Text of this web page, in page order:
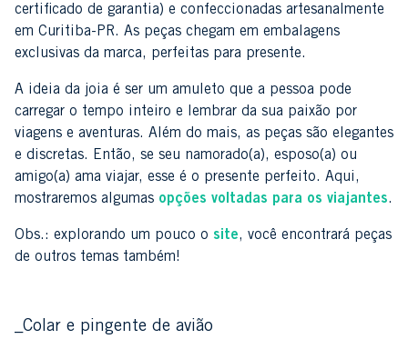
certificado de garantia) e confeccionadas artesanalmente
em Curitiba-PR. As peças chegam em embalagens
exclusivas da marca, perfeitas para presente.
A ideia da joia é ser um amuleto que a pessoa pode
carregar o tempo inteiro e lembrar da sua paixão por
viagens e aventuras. Além do mais, as peças são elegantes
e discretas. Então, se seu namorado(a), esposo(a) ou
amigo(a) ama viajar, esse é o presente perfeito. Aqui,
mostraremos algumas opções voltadas para os viajantes.
Obs.: explorando um pouco o site, você encontrará peças
de outros temas também!
_Colar e pingente de avião